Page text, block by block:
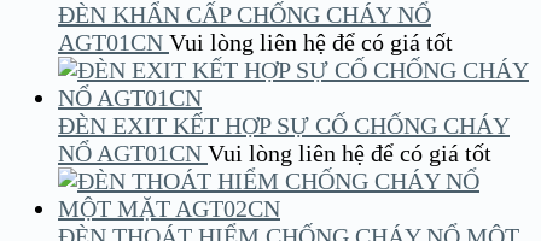
ĐÈN KHẨN CẤP CHỐNG CHÁY NỔ
AGT01CN Vui lòng liên hệ để có giá tốt
ĐÈN EXIT KẾT HỢP SỰ CỐ CHỐNG CHÁY
NỔ AGT01CN Vui lòng liên hệ để có giá tốt